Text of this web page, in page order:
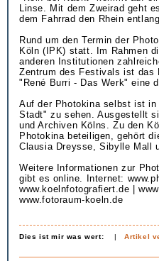
Linse. Mit dem Zweirad geht
dem Fahrrad den Rhein
Rund um den Termin der
Köln (IPK) statt. Im Rahmen
anderen Institutionen
Zentrum des Festivals ist das
"René Burri - Das Werk" eine
Auf der Photokina selbst ist
Stadt" zu sehen. Ausgestellt
und Archiven Kölns. Zu den
Photokina beteiligen, gehört
Clausia Dreysse, Sibylle Mall
Weitere Informationen zur
gibt es online. Internet:
www.koelnfotografiert.de |
www.fotoraum-koeln.de
Dies ist mir was wert: |Artikel